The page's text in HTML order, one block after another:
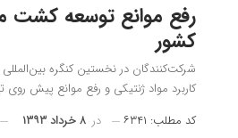
رفع موانع توسعه کشت
کشور
شرکت‌کنندگان در نخستین کنگره
کاربرد مواد ژنتیکی و رفع موانع پیش
کد مطلب: ۶۳۴۱ در ۸ خرداد ۱۳۹۳